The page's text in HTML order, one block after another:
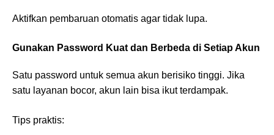
Aktifkan pembaruan otomatis agar tidak lupa.
Gunakan Password Kuat dan Berbeda di Setiap Akun
Satu password untuk semua akun berisiko tinggi. Jika
satu layanan bocor, akun lain bisa ikut terdampak.
Tips praktis: